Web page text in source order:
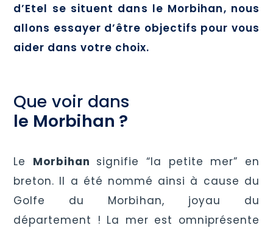
d’Etel se situent dans le Morbihan, nous
allons essayer d’être objectifs pour vous
aider dans votre choix.
Que voir dans
le Morbihan ?
Le Morbihan signifie “la petite mer” en
breton. Il a été nommé ainsi à cause du
Golfe du Morbihan, joyau du
département ! La mer est omniprésente